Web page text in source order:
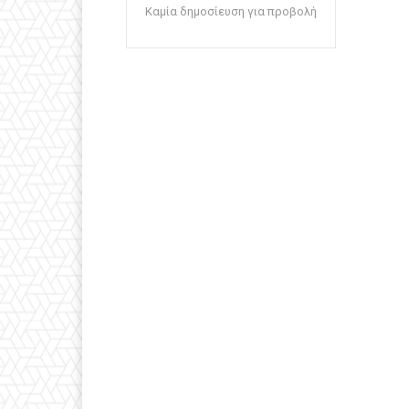
Καμία δημοσίευση για προβολή